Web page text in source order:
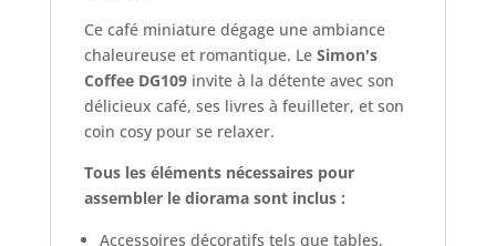
Ce café miniature dégage une ambiance
chaleureuse et romantique. Le Simon's
Coffee DG109invite à la détente avec son
délicieux café, ses livres à feuilleter, et son
coin cosy pour se relaxer.
Tous les éléments nécessaires pour
assembler le diorama sont inclus :
Accessoires décoratifs tels que tables,